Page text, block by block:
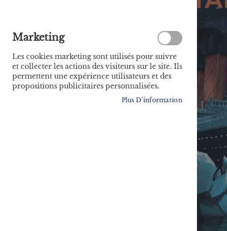
Marketing
Les cookies marketing sont utilisés pour suivre
et collecter les actions des visiteurs sur le site. Ils
permettent une expérience utilisateurs et des
propositions publicitaires personnalisées.
Plus D’information